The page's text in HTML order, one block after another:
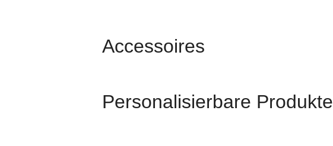
Accessoires
Personalisierbare Produkte